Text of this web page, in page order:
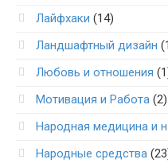
Лайфхаки (14)
Ландшафтный дизайн
Любовь и отношения
Мотивация и Работа (2)
Народная медицина и
Народные средства